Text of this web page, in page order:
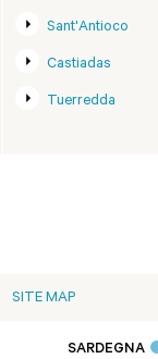
Sant'Antioco
Castiadas
Tuerredda
SITE MAP
SARDEGNA